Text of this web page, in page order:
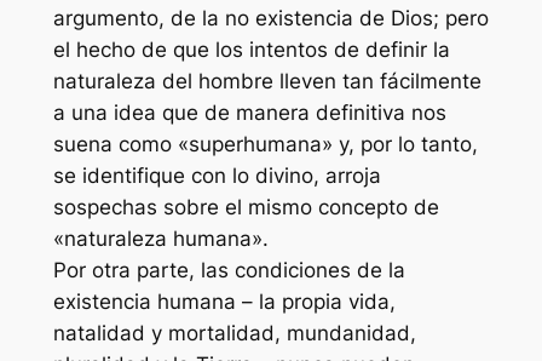
argumento, de la no existencia de Dios; pero
el hecho de que los intentos de definir la
naturaleza del hombre lleven tan fácilmente
a una idea que de manera definitiva nos
suena como «superhumana» y, por lo tanto,
se identifique con lo divino, arroja
sospechas sobre el mismo concepto de
«naturaleza humana».
Por otra parte, las condiciones de la
existencia humana – la propia vida,
natalidad y mortalidad, mundanidad,